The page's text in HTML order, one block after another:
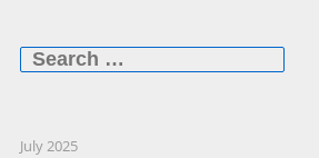
for:
July 2025